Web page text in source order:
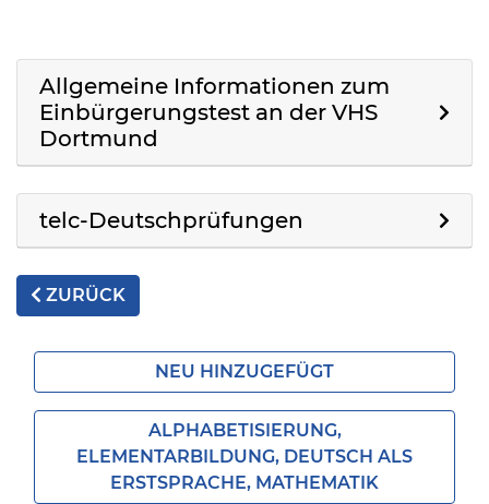
Allgemeine Informationen zum
Einbürgerungstest an der VHS
Dortmund
telc-Deutschprüfungen
ZURÜCK
NEU HINZUGEFÜGT
ALPHABETISIERUNG,
ELEMENTARBILDUNG, DEUTSCH ALS
ERSTSPRACHE, MATHEMATIK